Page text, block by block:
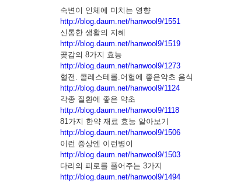
숙변이 인체에 미치는 영향
http://blog.daum.net/hanwool9/1551
신통한 생활의 지혜
http://blog.daum.net/hanwool9/1519
곶감의 8가지 효능
http://blog.daum.net/hanwool9/1273
혈전. 콜레스테롤.어헐에 좋은약초 음식
http://blog.daum.net/hanwool9/1124
각종 질환에 좋은 약초
http://blog.daum.net/hanwool9/1118
81가지 한약 재료 효능 알아보기
http://blog.daum.net/hanwool9/1506
이런 증상엔 이런병이
http://blog.daum.net/hanwool9/1503
다리의 피로를 풀어주는 3가지
http://blog.daum.net/hanwool9/1494